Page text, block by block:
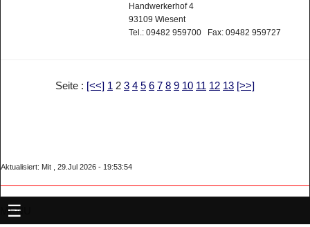
Handwerkerhof 4
93109 Wiesent
Tel.: 09482 959700 Fax: 09482 959727
Seite : [<<] 1 2 3 4 5 6 7 8 9 10 11 12 13 [>>]
Aktualisiert: Mit , 29.Jul 2026 - 19:53:54
MENU